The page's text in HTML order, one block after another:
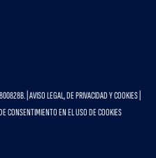
| AVISO LEGAL, DE PRIVACIDAD Y COOKIES
CONSENTIMIENTO EN EL USO DE COOKIES